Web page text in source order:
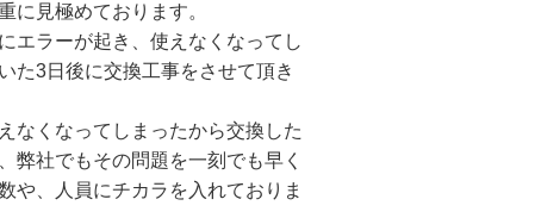
に見極めております。
エラーが起き、使えなくなってし
た3日後に交換工事をさせて頂き
なくなってしまったから交換した
弊社でもその問題を一刻でも早く
や、人員にチカラを入れておりま